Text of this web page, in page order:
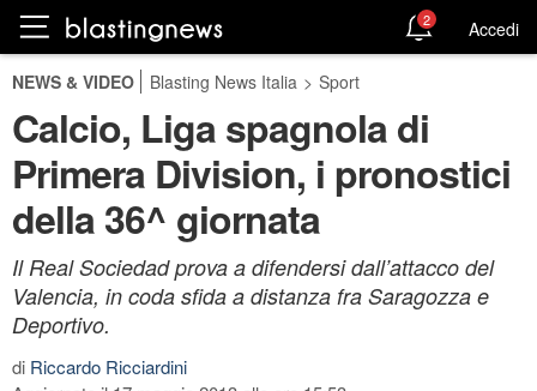
2 Accedi
NEWS & VIDEO Blasting News Italia > Sport
Calcio, Liga spagnola di
Primera Division, i pronostici
della 36^ giornata
Il Real Sociedad prova a difendersi dall’attacco del
Valencia, in coda sfida a distanza fra Saragozza e
Deportivo.
di Riccardo Ricciardini